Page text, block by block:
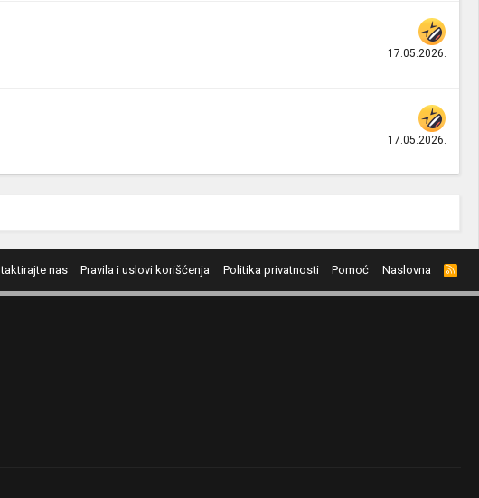
17.05.2026.
17.05.2026.
nas Pravila i uslovi korišćenja Politika privatnosti Pomoć Naslovna
R
S
S